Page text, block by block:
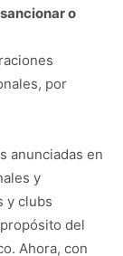
o
por
anunciadas en
y
y clubs
del
Ahora, con